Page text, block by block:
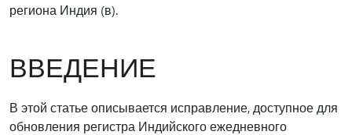
региона Индия (в).
ВВЕДЕНИЕ
В этой статье описывается исправление, доступное для
обновления регистра Индийского ежедневного